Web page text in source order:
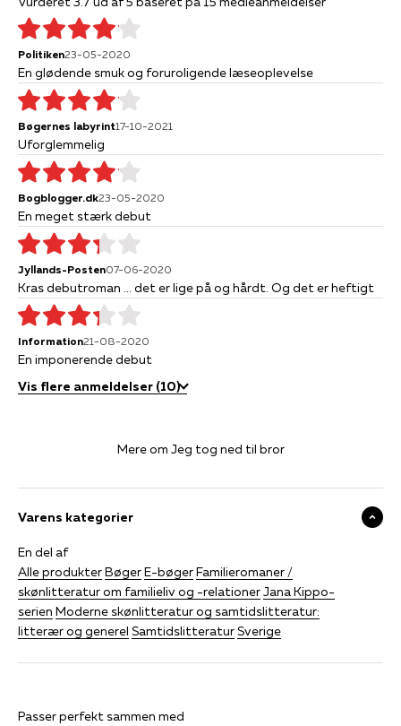
Politiken23-05-2020
En glødende smuk og foruroligende læseoplevelse
Bøgernes labyrint17-10-2021
Uforglemmelig
Bogblogger.dk23-05-2020
En meget stærk debut
Jyllands-Posten07-06-2020
Kras debutroman ... det er lige på og hårdt. Og det er heftigt
Information21-08-2020
En imponerende debut
Vis flere anmeldelser (10)
Mere om Jeg tog ned til bror
Varens kategorier
En del af
Alle produkterBøgerE-bøgerFamilieromaner /
skønlitteratur om familieliv og -relationerJana Kippo-
serien Moderne skønlitteratur og samtidslitteratur:
litterær og generel SamtidslitteraturSverige